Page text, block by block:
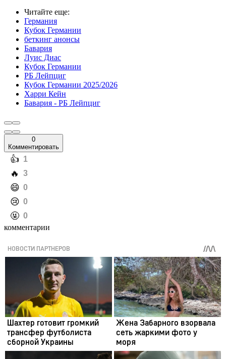
Читайте еще:
Германия
Кубок Германии
беткинг анонсы
Бавария
Луис Диас
Кубок Германии
РБ Лейпциг
Кубок Германии 2025/2026
Харри Кейн
Бавария - РБ Лейпциг
0
Комментировать
️👍 1
️🔥 3
️😄 0
️😢 0
️🤬 0
комментарии